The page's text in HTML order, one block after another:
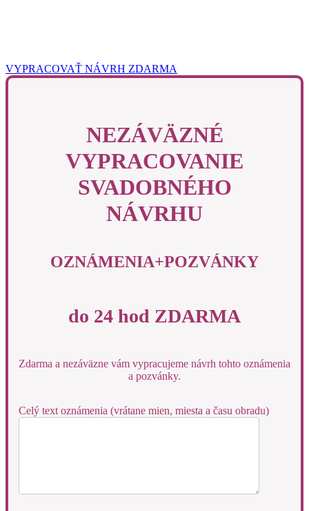
VYPRACOVAŤ NÁVRH ZDARMA
NEZÁVÄZNÉ
VYPRACOVANIE
SVADOBNÉHO
NÁVRHU
OZNÁMENIA+POZVÁNKY
do 24 hod ZDARMA
Zdarma a nezáväzne vám vypracujeme návrh tohto oznámenia
a pozvánky.
Celý text oznámenia (vrátane mien, miesta a času obradu)